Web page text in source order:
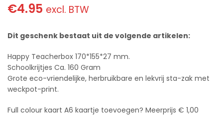
€4.95 excl. BTW
Dit geschenk bestaat uit de volgende artikelen:
Happy Teacherbox 170*155*27 mm.
Schoolkrijtjes Ca. 160 Gram
Grote eco-vriendelijke, herbruikbare en lekvrij sta-zak met
weckpot-print.
Full colour kaart A6 kaartje toevoegen? Meerprijs € 1,00